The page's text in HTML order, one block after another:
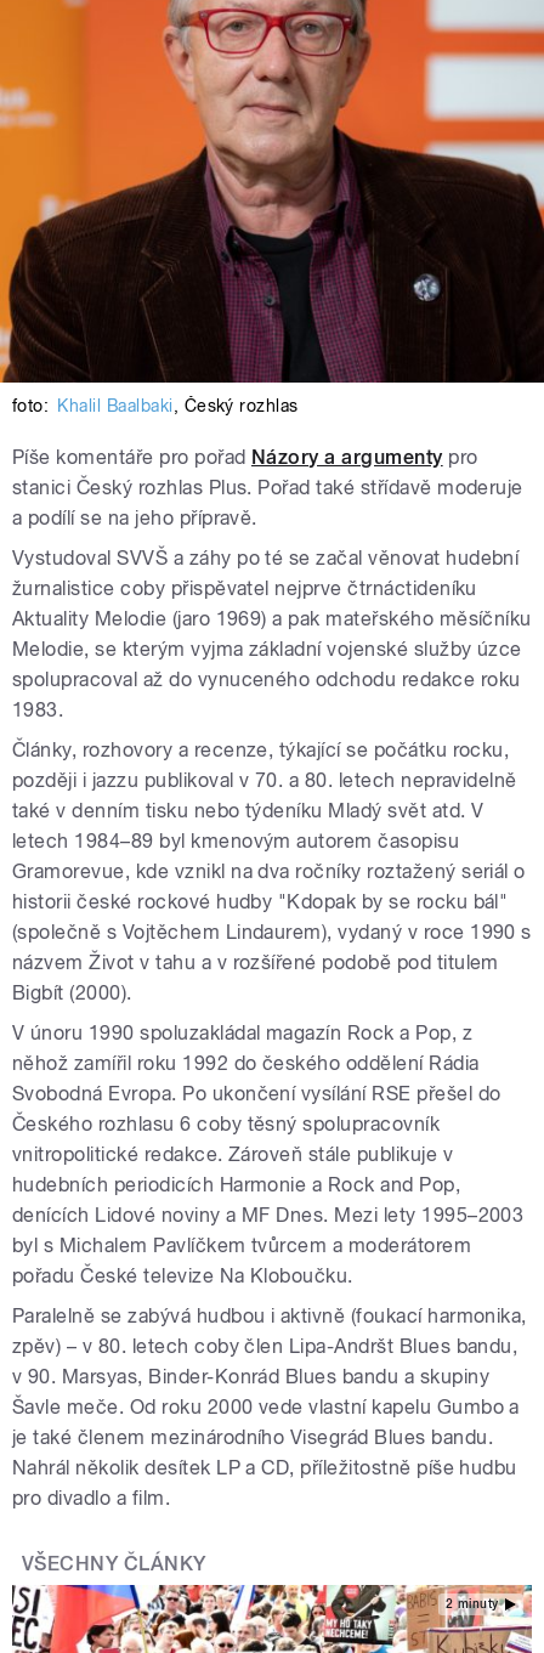
foto: Khalil Baalbaki, Český rozhlas
Píše komentáře pro pořad Názory a argumenty pro
stanici Český rozhlas Plus. Pořad také střídavě moderuje
a podílí se na jeho přípravě.
Vystudoval SVVŠ a záhy po té se začal věnovat hudební
žurnalistice coby přispěvatel nejprve čtrnáctideníku
Aktuality Melodie (jaro 1969) a pak mateřského měsíčníku
Melodie, se kterým vyjma základní vojenské služby úzce
spolupracoval až do vynuceného odchodu redakce roku
1983.
Články, rozhovory a recenze, týkající se počátku rocku,
později i jazzu publikoval v 70. a 80. letech nepravidelně
také v denním tisku nebo týdeníku Mladý svět atd. V
letech 1984–89 byl kmenovým autorem časopisu
Gramorevue, kde vznikl na dva ročníky roztažený seriál o
historii české rockové hudby "Kdopak by se rocku bál"
(společně s Vojtěchem Lindaurem), vydaný v roce 1990 s
názvem Život v tahu a v rozšířené podobě pod titulem
Bigbít (2000).
V únoru 1990 spoluzakládal magazín Rock a Pop, z
něhož zamířil roku 1992 do českého oddělení Rádia
Svobodná Evropa. Po ukončení vysílání RSE přešel do
Českého rozhlasu 6 coby těsný spolupracovník
vnitropolitické redakce. Zároveň stále publikuje v
hudebních periodicích Harmonie a Rock and Pop,
denících Lidové noviny a MF Dnes. Mezi lety 1995–2003
byl s Michalem Pavlíčkem tvůrcem a moderátorem
pořadu České televize Na Kloboučku.
Paralelně se zabývá hudbou i aktivně (foukací harmonika,
zpěv) – v 80. letech coby člen Lipa-Andršt Blues bandu,
v 90. Marsyas, Binder-Konrád Blues bandu a skupiny
Šavle meče. Od roku 2000 vede vlastní kapelu Gumbo a
je také členem mezinárodního Visegrád Blues bandu.
Nahrál několik desítek LP a CD, příležitostně píše hudbu
pro divadlo a film.
VŠECHNY ČLÁNKY
2 minuty